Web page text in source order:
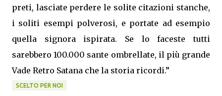
preti, lasciate perdere le solite citazioni stanche,
i soliti esempi polverosi, e portate ad esempio
quella signora ispirata. Se lo faceste tutti
sarebbero 100.000 sante ombrellate, il più grande
Vade Retro Satana che la storia ricordi.”
SCELTO PER NOI